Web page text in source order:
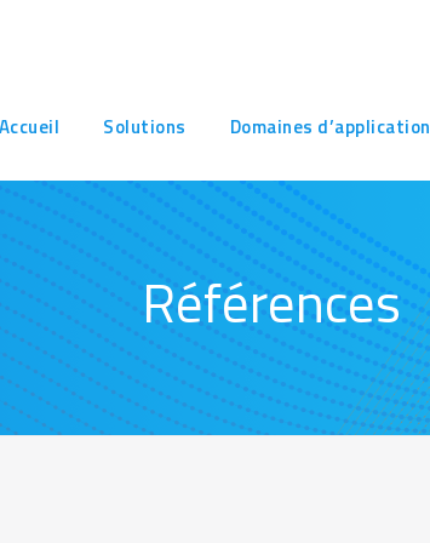
Navigation
Accueil Solutions Domaines d’application
Références